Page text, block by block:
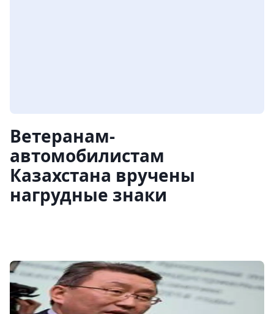
Ветеранам-
автомобилистам
Казахстана вручены
нагрудные знаки